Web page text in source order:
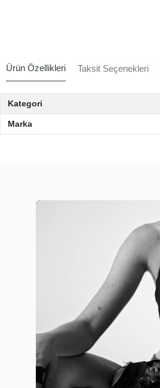
Ürün Özellikleri Taksit Seçenekleri
Kategori
Marka